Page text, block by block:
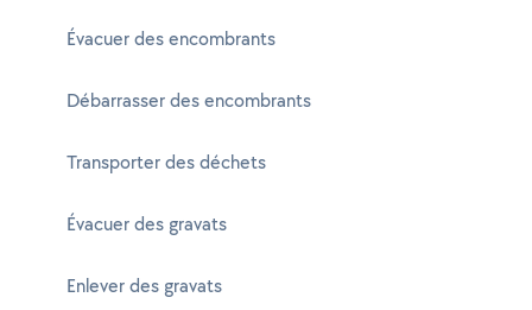
Évacuer des encombrants
Débarrasser des encombrants
Transporter des déchets
Évacuer des gravats
Enlever des gravats